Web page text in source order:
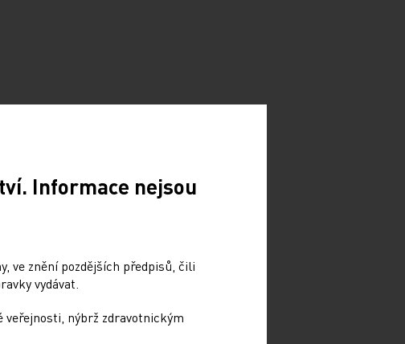
Informace nejsou
ve znění pozdějších předpisů, čili
vydávat.
veřejnosti, nýbrž zdravotnickým